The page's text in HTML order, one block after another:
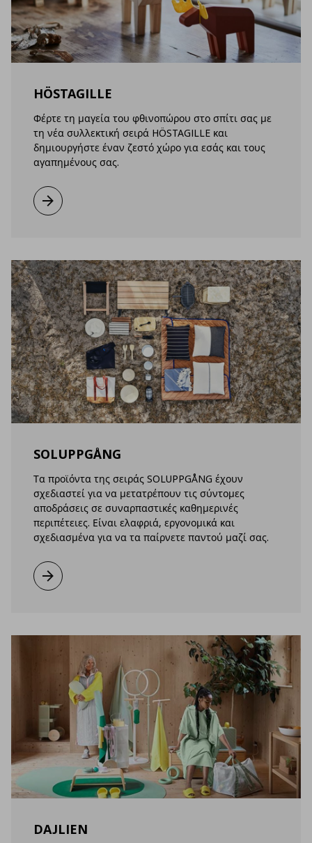
HÖSTAGILLE
Φέρτε τη μαγεία του φθινοπώρου στο σπίτι σας με
τη νέα συλλεκτική σειρά HÖSTAGILLE και
δημιουργήστε έναν ζεστό χώρο για εσάς και τους
αγαπημένους σας.
Μάθετε περισσότερα
SOLUPPGÅNG
Τα προϊόντα της σειράς SOLUPPGÅNG έχουν
σχεδιαστεί για να μετατρέπουν τις σύντομες
αποδράσεις σε συναρπαστικές καθημερινές
περιπέτειες. Είναι ελαφριά, εργονομικά και
σχεδιασμένα για να τα παίρνετε παντού μαζί σας.
Μάθετε περισσότερα
DAJLIEN